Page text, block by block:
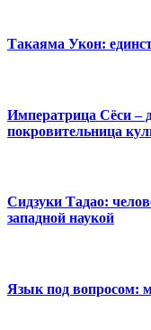
Такаяма Укон:
Императрица Сёси –
покровительница
Сидзуки Тадао:
западной наукой
Язык под вопросом: